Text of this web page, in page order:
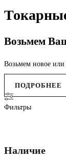
Возьмем
Возьмем новое или
ПОДРОБНЕЕ
Фильтры
Наличие